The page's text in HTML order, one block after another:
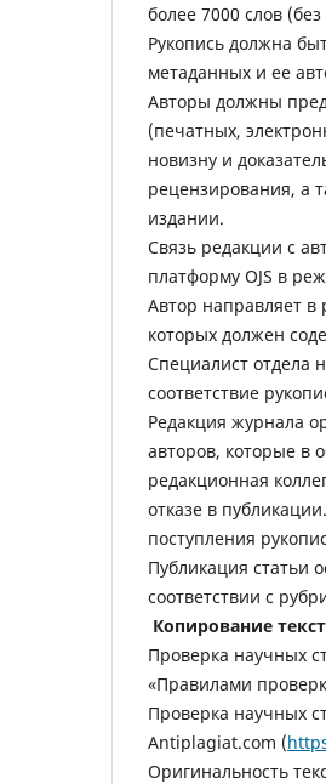
более 7000 слов
Рукопись должна
метаданных и ее
Авторы должны
(печатных,
новизну и
рецензирования, а
издании.
Связь редакции с
платформу OJS в
Автор направляет в
которых должен
Специалист отдела
соответствие
Редакция журнала
авторов, которые в
редакционная
отказе в
поступления
Публикация статьи
соответствии с
Копирование
Проверка научных
«Правилами
Проверка научных
Antiplagiat.com (
Оригинальность